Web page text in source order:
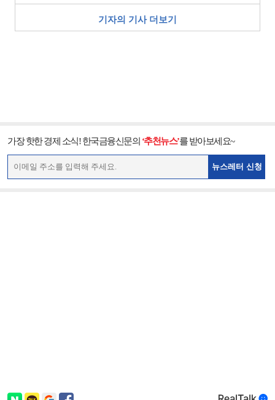
기자의 기사 더보기
가장 핫한 경제 소식! 한국금융신문의 ‘추천뉴스’를 받아보세요~
뉴스레터 신청